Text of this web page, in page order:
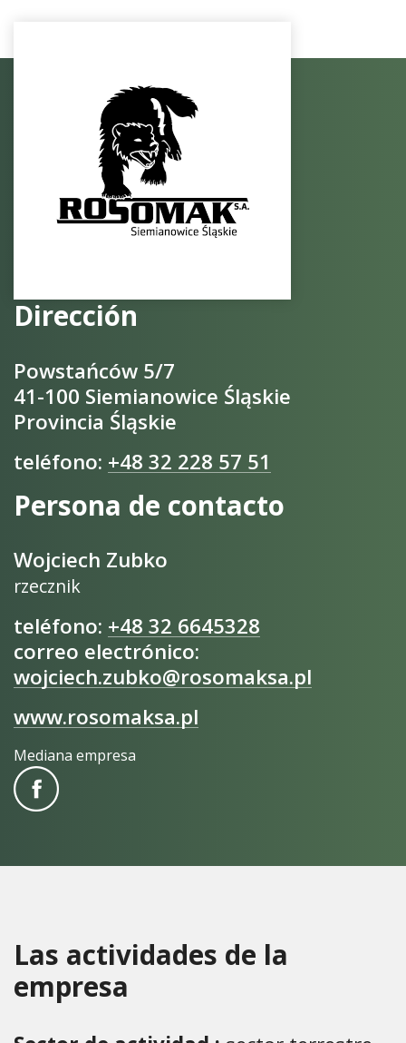
Dirección
Powstańców 5/7
41-100 Siemianowice Śląskie
Provincia Śląskie
teléfono: +48 32 228 57 51
Persona de contacto
Wojciech Zubko
rzecznik
teléfono: +48 32 6645328
correo electrónico:
wojciech.zubko@rosomaksa.pl
www.rosomaksa.pl
Mediana empresa
Las actividades de la
empresa